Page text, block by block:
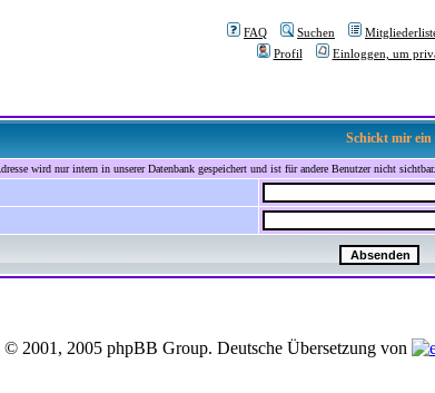
FAQ Suchen
Profil
Einloggen, um
Schickt mir ein
wird nur intern in unserer Datenbank gespeichert und ist für andere Benutzer nicht sichtbar.
© 2001, 2005 phpBB Group. Deutsche Übersetzung von